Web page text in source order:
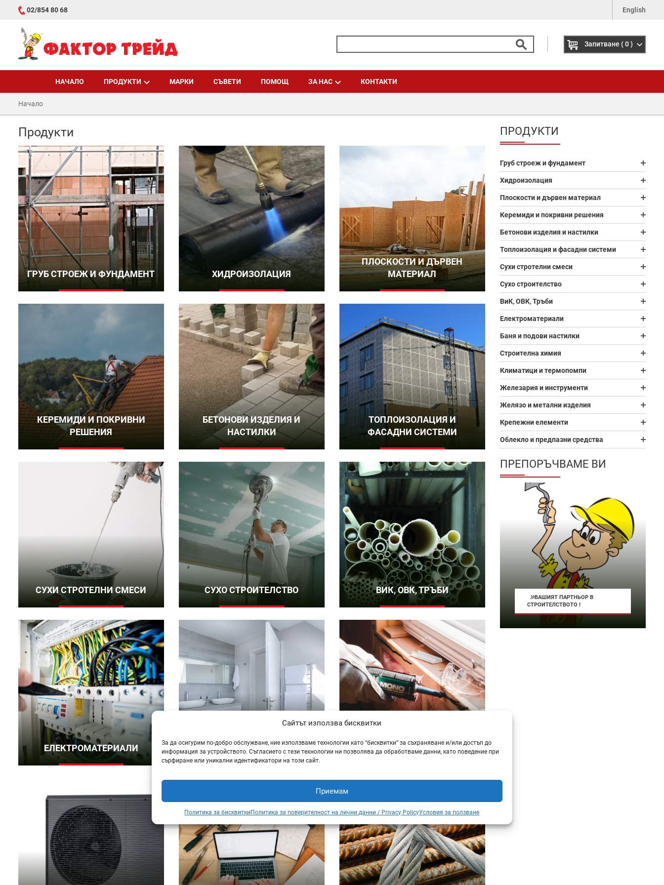
Сайтът използва бисквитки
За да осигурим по-добро обслужване, ние използваме технологии като “бисквитки” за съхраняване и/или достъп до
информация за устройството. Съгласието с тези технологии ни позволява да обработваме данни, като поведение при
сърфиране или уникални идентификатори на този сайт.
Приемам
Политика за бисквитки Политика за поверителност на лични данни / Privacy PolicyУсловия за ползване
02/854 80 68 English
Запитване ( 0 )
НАЧАЛО ПРОДУКТИ МАРКИ СЪВЕТИ ПОМОЩ ЗА НАС КОНТАКТИ
Начало
Продукти
ГРУБ СТРОЕЖ И ФУНДАМЕНТ ХИДРОИЗОЛАЦИЯ
ПЛОСКОСТИ И ДЪРВЕН
МАТЕРИАЛ
КЕРЕМИДИ И ПОКРИВНИ
РЕШЕНИЯ
БЕТОНОВИ ИЗДЕЛИЯ И
НАСТИЛКИ
ТОПЛОИЗОЛАЦИЯ И
ФАСАДНИ СИСТЕМИ
СУХИ СТРОТЕЛНИ СМЕСИ СУХО СТРОИТЕЛСТВО ВИК, ОВК, ТРЪБИ
ЕЛЕКТРОМАТЕРИАЛИ БАНЯ И ПОДОВИ НАСТИЛКИ СТРОИТЕЛНА ХИМИЯ
ПРОДУКТИ
Груб строеж и фундамент
Хидроизолация
Плоскости и дървен материал
Керемиди и покривни решения
Бетонови изделия и настилки
Топлоизолация и фасадни системи
Сухи стротелни смеси
Сухо строителство
ВиК, ОВК, Тръби
Електроматериали
Баня и подови настилки
Строителна химия
Климатици и термопомпи
Железария и инструменти
Желязо и метални изделия
Крепежни елементи
Облекло и предпазни средства
ПРЕПОРЪЧВАМЕ ВИ
»ВАШИЯТ ПАРТНЬОР В
СТРОИТЕЛСТВОТО !